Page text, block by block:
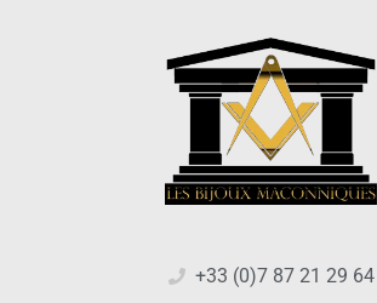
+33 (0)7 87 21 29 64